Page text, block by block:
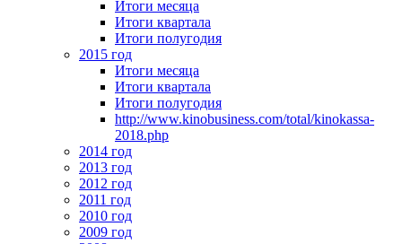
Итоги месяца
Итоги квартала
Итоги полугодия
2015 год
Итоги месяца
Итоги квартала
Итоги полугодия
http://www.kinobusiness.com/total/kinokassa-
2018.php
2014 год
2013 год
2012 год
2011 год
2010 год
2009 год